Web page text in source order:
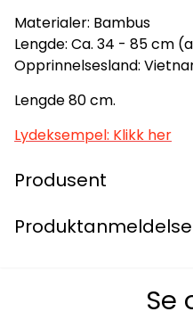
Materialer: Bambus
Lengde: Ca. 34 - 85 cm
Opprinnelsesland:
Lengde 80 cm.
Lydeksempel: Klikk her
Produsent
Se